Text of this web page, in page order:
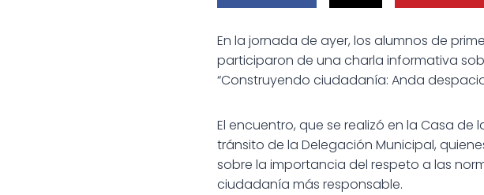
En la jornada de ayer, los alumnos de
participaron de una charla informativa
“Construyendo ciudadanía: Anda
El encuentro, que se realizó en la Casa
tránsito de la Delegación Municipal,
sobre la importancia del respeto a las
ciudadanía más responsable.